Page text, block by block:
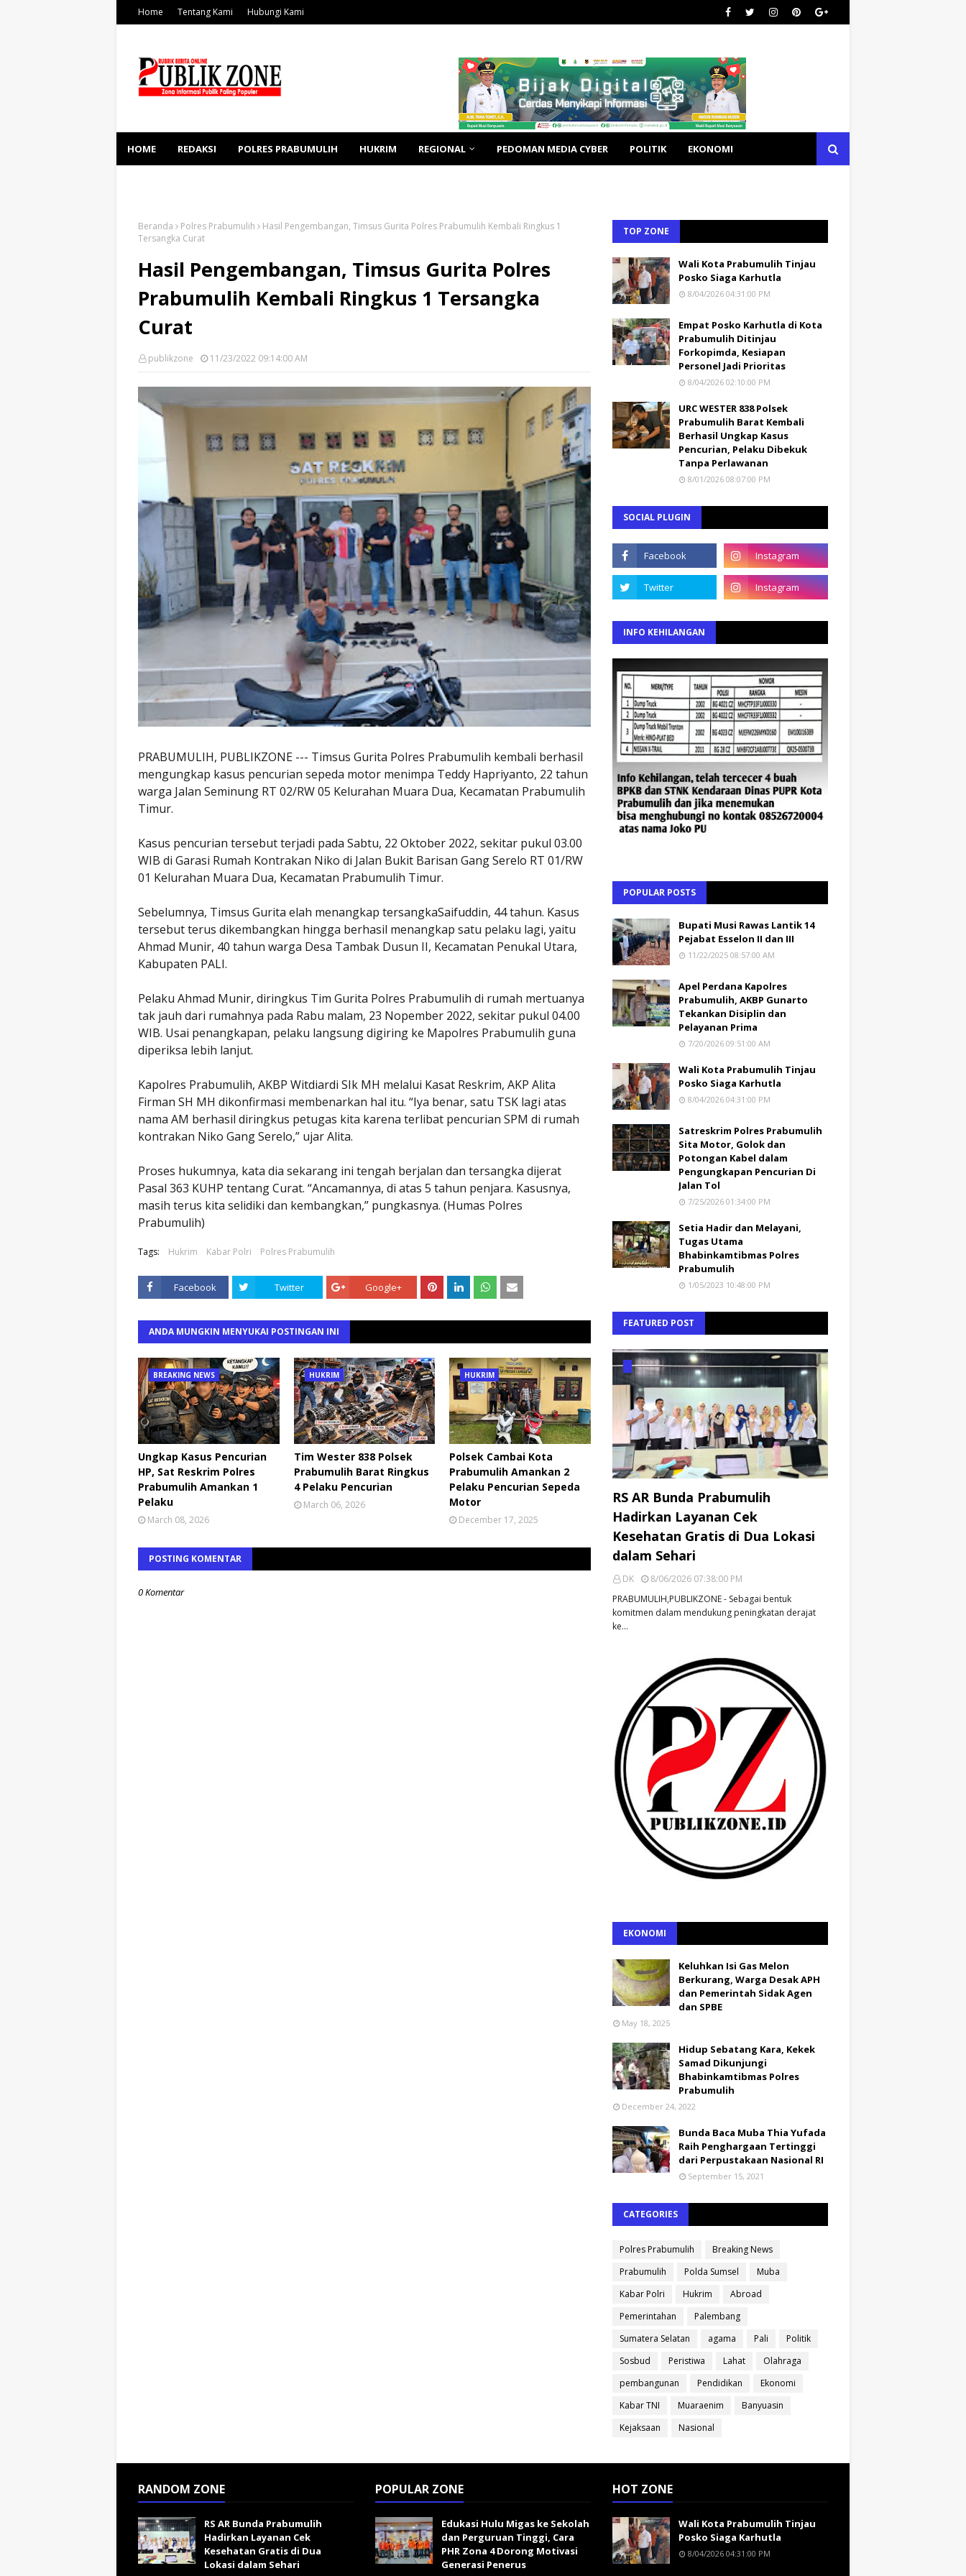
Home Tentang Kami Hubungi Kami
HOME REDAKSI POLRES PRABUMULIH HUKRIM REGIONAL PEDOMAN MEDIA CYBER POLITIK EKONOMI
Beranda Polres Prabumulih
Hasil Pengembangan, Timsus Gurita Polres Prabumulih Kembali Ringkus 1
Tersangka Curat
Hasil Pengembangan, Timsus Gurita Polres
Prabumulih Kembali Ringkus 1 Tersangka
Curat
publikzone 11/23/2022 09:14:00 AM
PRABUMULIH, PUBLIKZONE --- Timsus Gurita Polres Prabumulih kembali berhasil
mengungkap kasus pencurian sepeda motor menimpa Teddy Hapriyanto, 22 tahun
warga Jalan Seminung RT 02/RW 05 Kelurahan Muara Dua, Kecamatan Prabumulih
Timur.
Kasus pencurian tersebut terjadi pada Sabtu, 22 Oktober 2022, sekitar pukul 03.00
WIB di Garasi Rumah Kontrakan Niko di Jalan Bukit Barisan Gang Serelo RT 01/RW
01 Kelurahan Muara Dua, Kecamatan Prabumulih Timur.
Sebelumnya, Timsus Gurita elah menangkap tersangkaSaifuddin, 44 tahun. Kasus
tersebut terus dikembangkan hingga berhasil menangkap satu pelaku lagi, yaitu
Ahmad Munir, 40 tahun warga Desa Tambak Dusun II, Kecamatan Penukal Utara,
Kabupaten PALI.
Pelaku Ahmad Munir, diringkus Tim Gurita Polres Prabumulih di rumah mertuanya
tak jauh dari rumahnya pada Rabu malam, 23 Nopember 2022, sekitar pukul 04.00
WIB. Usai penangkapan, pelaku langsung digiring ke Mapolres Prabumulih guna
diperiksa lebih lanjut.
Kapolres Prabumulih, AKBP Witdiardi SIk MH melalui Kasat Reskrim, AKP Alita
Firman SH MH dikonfirmasi membenarkan hal itu. “Iya benar, satu TSK lagi atas
nama AM berhasil diringkus petugas kita karena terlibat pencurian SPM di rumah
kontrakan Niko Gang Serelo,” ujar Alita.
Proses hukumnya, kata dia sekarang ini tengah berjalan dan tersangka dijerat
Pasal 363 KUHP tentang Curat. “Ancamannya, di atas 5 tahun penjara. Kasusnya,
masih terus kita selidiki dan kembangkan,” pungkasnya. (Humas Polres
Prabumulih)
Tags: Hukrim Kabar Polri Polres Prabumulih
Facebook Twitter Google+
ANDA MUNGKIN MENYUKAI POSTINGAN INI
BREAKING NEWS
Ungkap Kasus Pencurian
HP, Sat Reskrim Polres
Prabumulih Amankan 1
Pelaku
March 08, 2026
HUKRIM
Tim Wester 838 Polsek
Prabumulih Barat Ringkus
4 Pelaku Pencurian
March 06, 2026
HUKRIM
Polsek Cambai Kota
Prabumulih Amankan 2
Pelaku Pencurian Sepeda
Motor
December 17, 2025
POSTING KOMENTAR
0 Komentar
TOP ZONE
Wali Kota Prabumulih Tinjau
Posko Siaga Karhutla
8/04/2026 04:31:00 PM
Empat Posko Karhutla di Kota
Prabumulih Ditinjau
Forkopimda, Kesiapan
Personel Jadi Prioritas
8/04/2026 02:10:00 PM
URC WESTER 838 Polsek
Prabumulih Barat Kembali
Berhasil Ungkap Kasus
Pencurian, Pelaku Dibekuk
Tanpa Perlawanan
8/01/2026 08:07:00 PM
SOCIAL PLUGIN
INFO KEHILANGAN
POPULAR POSTS
Bupati Musi Rawas Lantik 14
Pejabat Esselon II dan III
11/22/2025 08:57:00 AM
Apel Perdana Kapolres
Prabumulih, AKBP Gunarto
Tekankan Disiplin dan
Pelayanan Prima
7/20/2026 09:51:00 AM
Wali Kota Prabumulih Tinjau
Posko Siaga Karhutla
8/04/2026 04:31:00 PM
Satreskrim Polres Prabumulih
Sita Motor, Golok dan
Potongan Kabel dalam
Pengungkapan Pencurian Di
Jalan Tol
7/25/2026 01:34:00 PM
Setia Hadir dan Melayani,
Tugas Utama
Bhabinkamtibmas Polres
Prabumulih
1/05/2023 10:48:00 PM
FEATURED POST
RS AR Bunda Prabumulih
Hadirkan Layanan Cek
Kesehatan Gratis di Dua Lokasi
dalam Sehari
DK
8/06/2026 07:38:00 PM
PRABUMULIH,PUBLIKZONE - Sebagai bentuk
komitmen dalam mendukung peningkatan derajat
ke…
EKONOMI
Keluhkan Isi Gas Melon
Berkurang, Warga Desak APH
dan Pemerintah Sidak Agen
dan SPBE
May 18, 2025
Hidup Sebatang Kara, Kekek
Samad Dikunjungi
Bhabinkamtibmas Polres
Prabumulih
December 24, 2022
Bunda Baca Muba Thia Yufada
Raih Penghargaan Tertinggi
dari Perpustakaan Nasional RI
September 15, 2021
CATEGORIES
Polres Prabumulih
Breaking News
Prabumulih
Polda Sumsel
Muba
Kabar Polri
Hukrim
Abroad
Pemerintahan
Palembang
Sumatera Selatan
agama Pali
Politik
Sosbud
Peristiwa Lahat
Olahraga
pembangunan
Pendidikan
Ekonomi
Kabar TNI
Muaraenim
Banyuasin
Kejaksaan
Nasional
RANDOM ZONE
RS AR Bunda Prabumulih
Hadirkan Layanan Cek
Kesehatan Gratis di Dua
Lokasi dalam Sehari
POPULAR ZONE
Edukasi Hulu Migas ke Sekolah
dan Perguruan Tinggi, Cara
PHR Zona 4 Dorong Motivasi
Generasi Penerus
HOT ZONE
Wali Kota Prabumulih Tinjau
Posko Siaga Karhutla
8/04/2026 04:31:00 PM